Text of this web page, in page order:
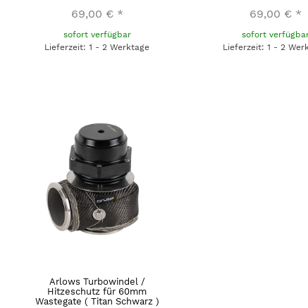
69,00 € *
sofort verfügbar
Lieferzeit: 1 - 2 Werktage
69,00 € *
sofort
Lieferzeit: 1 - 2
Arlows Turbowindel /
Hitzeschutz für 60mm
Wastegate ( Titan Schwarz )